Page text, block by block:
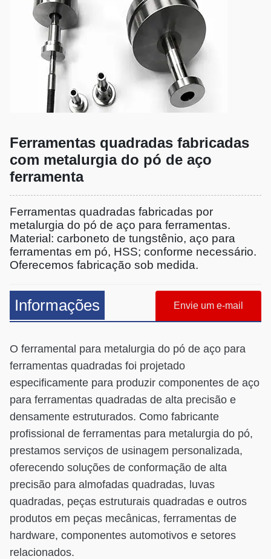
Ferramentas quadradas fabricadas
com metalurgia do pó de aço
ferramenta
Ferramentas quadradas fabricadas por
metalurgia do pó de aço para ferramentas.
Material: carboneto de tungstênio, aço para
ferramentas em pó, HSS; conforme necessário.
Oferecemos fabricação sob medida.
Informações Envie um e-mail
O ferramental para metalurgia do pó de aço para
ferramentas quadradas foi projetado
especificamente para produzir componentes de aço
para ferramentas quadradas de alta precisão e
densamente estruturados. Como fabricante
profissional de ferramentas para metalurgia do pó,
prestamos serviços de usinagem personalizada,
oferecendo soluções de conformação de alta
precisão para almofadas quadradas, luvas
quadradas, peças estruturais quadradas e outros
produtos em peças mecânicas, ferramentas de
hardware, componentes automotivos e setores
relacionados.